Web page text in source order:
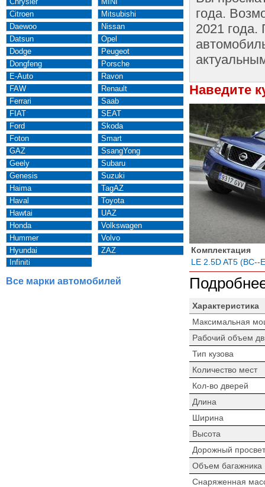
Citroen
Daewoo
Datsun
Dodge
Dongfeng
E-Auto
FAW
Ferrari
FIAT
Ford
Foton
GAZ
Geely
Genesis
Haima
Haval
Hawtai
Honda
Hummer
Hyundai
Infiniti
Mitsubishi
Nissan
Opel
Peugeot
Porsche
Ravon
Renault
Saab
SEAT
Skoda
Smart
SsangYong
Subaru
Suzuki
TagAZ
Toyota
UAZ
Volkswagen
Volvo
ZAZ
Все марки автомобилей
года.
2021 года.
Наведите
Комплектация
LE 2.5D AT5 (BC--
Характеристика
Максимальная
Рабочий объем
Тип кузова
Количество мест
Кол-во дверей
Длина
Ширина
Высота
Дорожный просвет
Объем багажника
Снаряженная